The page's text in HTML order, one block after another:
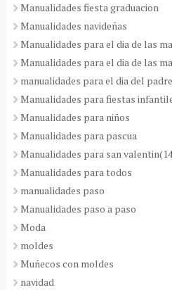
Manualidades fiesta graduacion
Manualidades navideñas
Manualidades para el dia de las
Manualidades para el dia de las
manualidades para el dia del padre
Manualidades para fiestas
Manualidades para niños
Manualidades para pascua
Manualidades para san
Manualidades para todos
manualidades paso
Manualidades paso a paso
Moda
moldes
Muñecos con moldes
navidad